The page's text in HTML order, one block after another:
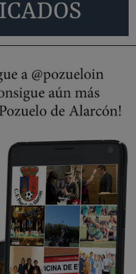
de la …
de la …
en la estación, como si se van
de la …